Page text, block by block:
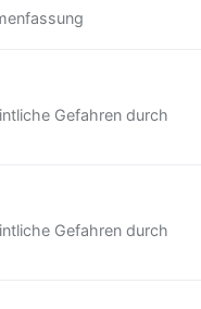
Gefahren durch
Gefahren durch